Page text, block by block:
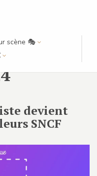
scène 🎭
mois :
devient
SNCF